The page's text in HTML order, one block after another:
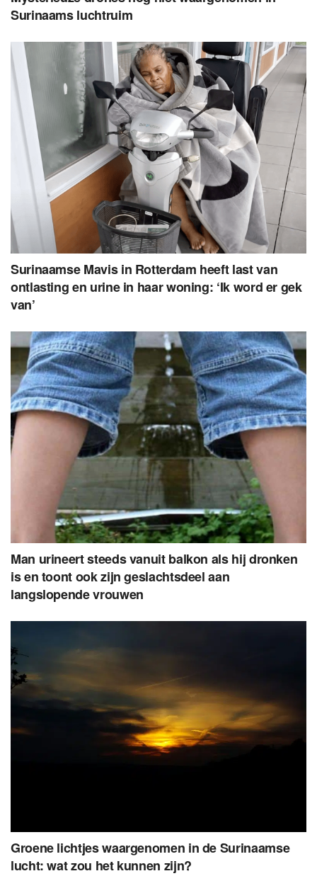
Surinaams luchtruim
Surinaamse Mavis in Rotterdam heeft last van
ontlasting en urine in haar woning: ‘Ik word er gek
van’
Man urineert steeds vanuit balkon als hij dronken
is en toont ook zijn geslachtsdeel aan
langslopende vrouwen
Groene lichtjes waargenomen in de Surinaamse
lucht: wat zou het kunnen zijn?